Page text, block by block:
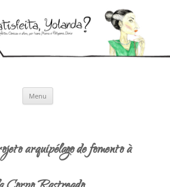
Menu
arquipélago de fomento à